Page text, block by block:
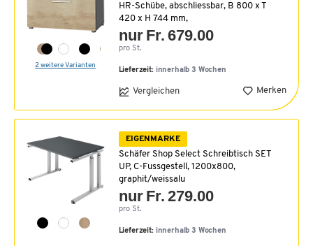
2 weitere Varianten
HR-Schübe, abschliessbar, B 800 x T
420 x H 744 mm,
nur Fr. 679.00
pro St.
Lieferzeit: innerhalb 3 Wochen
Vergleichen Merken
EIGENMARKE
Schäfer Shop Select Schreibtisch SET
UP, C-Fussgestell, 1200x800,
graphit/weissalu
nur Fr. 279.00
pro St.
Lieferzeit: innerhalb 3 Wochen